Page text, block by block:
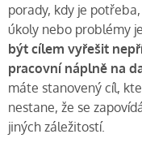
porady, kdy je
úkoly nebo problémy
být cílem vyřešit
pracovní náplně na
máte stanovený cíl,
nestane, že se
jiných záležitostí.